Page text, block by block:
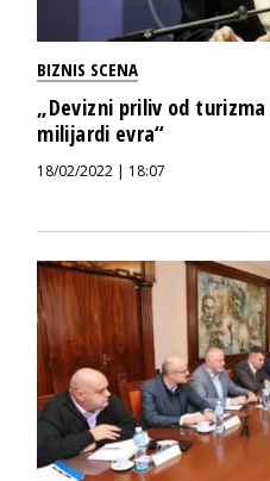
BIZNIS SCENA
„Devizni priliv od
milijardi evra“
18/02/2022 | 18:07